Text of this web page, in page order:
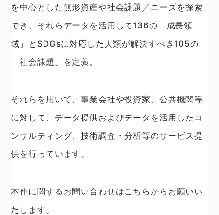
を中心とした無形資産や社会課題／ニーズを探索
でき、それらデータを活用して136の「成長領
域」とSDGsに対応した人類が解決すべき105の
「社会課題」を定義。
それらを用いて、事業会社や投資家、公共機関等
に対して、データ提供およびデータを活用したコ
ンサルティング、技術調査・分析等のサービス提
供を行っています。
本件に関するお問い合わせはこちら からお願いい
たします。